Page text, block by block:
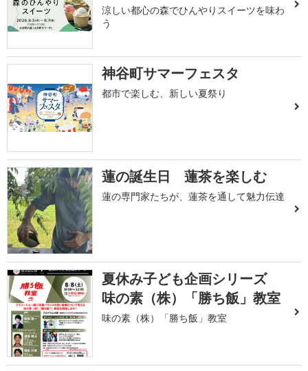
涼しい都心の森でひんやりスイーツを味わ
う
神谷町サマーフェスタ
都市で楽しむ、新しい夏祭り
蓮の誕生日 蓮茶を楽しむ
蓮の専門家たちが、蓮茶を通して魅力伝達
夏休み子ども企画シリーズ
味の素（株）「勝ち飯」教室
味の素（株）「勝ち飯」教室